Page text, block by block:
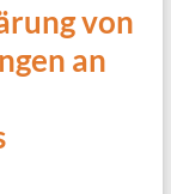
von
an